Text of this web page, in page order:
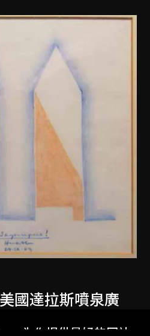
國達拉斯噴泉廣
」为你提供最好的网站